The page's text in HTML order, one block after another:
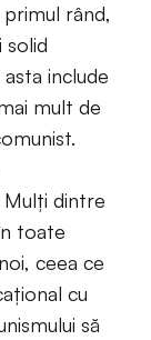
rând,
solid
include
mult de
Mulți dintre
toate
ceea ce
cu
să